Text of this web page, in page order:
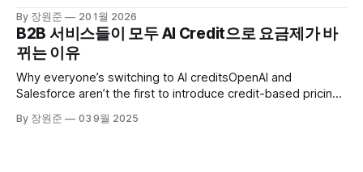
By 장원준 20 1월 2026
B2B 서비스들이 모두 AI Credit으로 요금제가 바
뀌는 이유
Why everyone’s switching to AI creditsOpenAI and
Salesforce aren’t the first to introduce credit-based pricing,
Growth UnhingedKyle Poyar 1) AI를 적극적으로 쓰는 10%의
By 장원준 03 9월 2025